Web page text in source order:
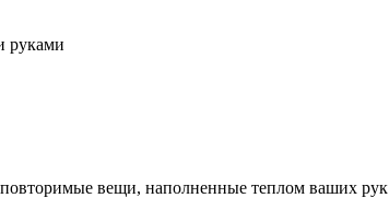
руками
вещи, наполненные теплом ваших рук